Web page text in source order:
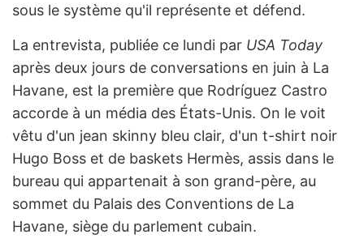
sous le système qu'il représente et défend.
La entrevista, publiée ce lundi par USA Today
après deux jours de conversations en juin à La
Havane, est la première que Rodríguez Castro
accorde à un média des États-Unis. On le voit
vêtu d'un jean skinny bleu clair, d'un t-shirt noir
Hugo Boss et de baskets Hermès, assis dans le
bureau qui appartenait à son grand-père, au
sommet du Palais des Conventions de La
Havane, siège du parlement cubain.